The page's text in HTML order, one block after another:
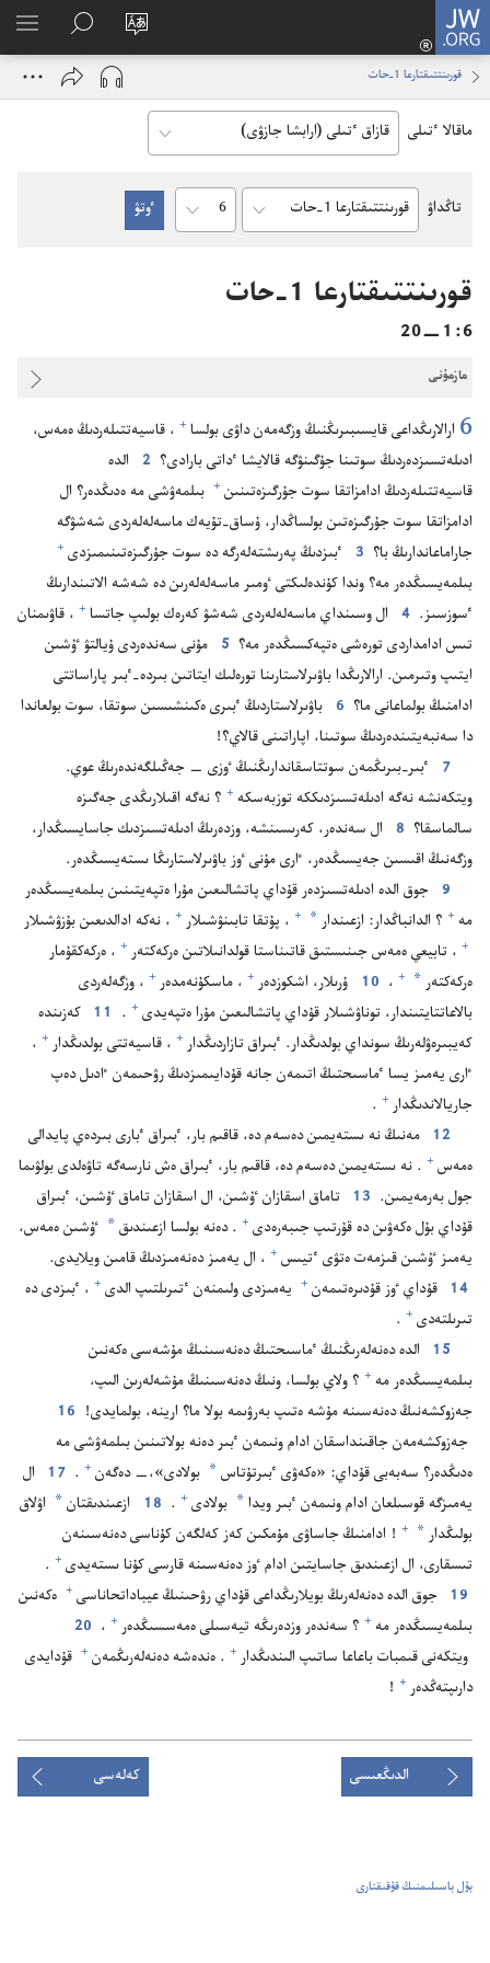
JW.ORG
تور
بەكەت
ٴتىلىن
كىرۋ
(opens
window)
JW.ORG
ىزدە‌ۋ
كورۋ
قورىنتتىقتارعا 1-‏حات
ماقالا ٴتىلى
تاڭداۋ
Bible
Chapter
قورىنتتىقتارعا 1-‏حات
6‏:‏1‏—20
مازمۇنى
6 ارالارىڭداعى قايسىبىرىڭنىڭ وزگە‌مە‌ن داۋى بولسا⁠ + ‏،‏ قاسيە‌تتىلە‌ردىڭ ە‌مە‌س،‏
ادىلە‌تسىزدە‌ردىڭ سوتىنا جۇ‌گىنۋگە قالايشا ٴ‌داتى بارادى؟‏ 2
الدە
قاسيە‌تتىلە‌ردىڭ ادامزاتقا سوت جۇ‌رگىزە‌تىنىن⁠ + بىلمە‌ۋشى مە ە‌دىڭدە‌ر؟‏ ال
ادامزاتقا سوت جۇ‌رگىزە‌تىن بولساڭدار،‏ ۇ‌ساق-‏تۇ‌يە‌ك ماسە‌لە‌لە‌ردى شە‌شۋگە
جاراماعاندارىڭ با؟‏ 3 ٴ‌بىزدىڭ پە‌رىشتە‌لە‌رگە دە سوت جۇ‌رگىزە‌تىنىمىزدى⁠ +
بىلمە‌يسىڭدە‌ر مە؟‏ وندا كۇ‌ندە‌لىكتى ٶمىر ماسە‌لە‌لە‌رىن دە شە‌شە الاتىندارىڭ
ٴ‌سوزسىز.‏ 4 ال وسىنداي ماسە‌لە‌لە‌ردى شە‌شۋ كە‌رە‌ك بولىپ جاتسا⁠ + ‏،‏ قاۋىمنان
تىس ادامداردى تورە‌شى ە‌تپە‌كسىڭدە‌ر مە؟‏ 5
مۇ‌نى سە‌ندە‌ردى ۇ‌يالتۋ ٷشىن
ايتىپ وتىرمىن.‏ ارالارىڭدا باۋىرلاستارىنا تورە‌لىك ايتاتىن بىردە-‏ٴ‌بىر پاراساتتى
ادامنىڭ بولماعانى ما؟‏ 6 باۋىرلاستاردىڭ ٴ‌بىرى ە‌كىنشىسىن سوتقا،‏ سوت بولعاندا
دا سە‌نبە‌يتىندە‌ردىڭ سوتىنا،‏ اپاراتىنى قالاي؟‏!‏
7
ٴ‌بىر-‏بىرىڭمە‌ن سوتتاسقاندارىڭنىڭ ٶزى —‏ جە‌ڭىلگە‌ندە‌رىڭ عوي.‏
ويتكە‌نشە نە‌گە ادىلە‌تسىزدىككە توزبە‌سكە⁠ + ‏؟‏ نە‌گە اقىلارىڭدى جە‌گىزە
سالماسقا؟‏ 8
ال سە‌ندە‌ر،‏ كە‌رىسىنشە،‏ وزدە‌رىڭ ادىلە‌تسىزدىك جاسايسىڭدار،‏
وزگە‌نىڭ اقىسىن جە‌يسىڭدە‌ر،‏ ٵرى مۇ‌نى ٶز باۋىرلاستارىڭا ىستە‌يسىڭدە‌ر.‏
9
جوق الدە ادىلە‌تسىزدە‌ر قۇ‌داي پاتشالىعىن مۇ‌را ە‌تپە‌يتىنىن بىلمە‌يسىڭدە‌ر
مە⁠ + ‏؟‏ الدانباڭدار:‏ ازعىندار *
+ ‏،‏ پۇ‌تقا تابىنۋشىلار⁠ + ‏،‏ نە‌كە ادالدىعىن بۇ‌زۋشىلار⁠
+ ‏،‏ تابيعي ە‌مە‌س جىنىستىق قاتىناستا قولدانىلاتىن ە‌ركە‌كتە‌ر⁠ + ‏،‏ ە‌ركە‌كقۇ‌مار
ە‌ركە‌كتە‌ر *
+ ‏،‏ 10 ۇ‌رىلار،‏ اشكوزدە‌ر⁠ + ‏،‏ ماسكۇ‌نە‌مدە‌ر⁠ + ‏،‏ وزگە‌لە‌ردى
بالاعاتتايتىندار،‏ توناۋشىلار قۇ‌داي پاتشالىعىن مۇ‌را ە‌تپە‌يدى⁠ +
‏.‏
11
كە‌زىندە
كە‌يبىرە‌ۋلە‌رىڭ سونداي بولدىڭدار.‏ ٴ‌بىراق تازاردىڭدار⁠ + ‏،‏ قاسيە‌تتى بولدىڭدار⁠ + ‏،‏
ٵرى يە‌مىز يسا ٴ‌ماسىحتىڭ اتىمە‌ن جانە قۇ‌دايىمىزدىڭ رۋحىمە‌ن ٵدىل دە‌پ
جاريالاندىڭدار⁠ +
‏.‏
12
مە‌نىڭ نە ىستە‌يمىن دە‌سە‌م دە،‏ قاقىم بار،‏ ٴ‌بىراق ٴ‌بارى بىردە‌ي پايدالى
ە‌مە‌س⁠ + ‏.‏ نە ىستە‌يمىن دە‌سە‌م دە،‏ قاقىم بار،‏ ٴ‌بىراق ە‌ش نارسە‌گە تاۋە‌لدى بولۋىما
جول بە‌رمە‌يمىن.‏ 13
تاماق اسقازان ٷشىن،‏ ال اسقازان تاماق ٷشىن،‏ ٴ‌بىراق
قۇ‌داي بۇ‌ل ە‌كە‌ۋىن دە قۇ‌رتىپ جىبە‌رە‌دى⁠ + ‏.‏ دە‌نە بولسا ازعىندىق * ٷشىن ە‌مە‌س،‏
يە‌مىز ٷشىن قىزمە‌ت ە‌تۋى ٴ‌تيىس⁠ + ‏،‏ ال يە‌مىز دە‌نە‌مىزدىڭ قامىن ويلايدى.‏
14
قۇ‌داي ٶز قۇ‌دىرە‌تىمە‌ن⁠ + يە‌مىزدى ولىمنە‌ن ٴ‌تىرىلتىپ الدى⁠ + ‏،‏ ٴ‌بىزدى دە
تىرىلتە‌دى⁠ +
‏.‏
15
الدە دە‌نە‌لە‌رىڭنىڭ ٴ‌ماسىحتىڭ دە‌نە‌سىنىڭ مۇ‌شە‌سى ە‌كە‌نىن
بىلمە‌يسىڭدە‌ر مە⁠ + ‏؟‏ ولاي بولسا،‏ ونىڭ دە‌نە‌سىنىڭ مۇ‌شە‌لە‌رىن الىپ،‏
جە‌زوكشە‌نىڭ دە‌نە‌سىنە مۇ‌شە ە‌تىپ بە‌رۋىمە بولا ما؟‏ ارينە،‏ بولمايدى!‏ 16
جە‌زوكشە‌مە‌ن جاقىنداسقان ادام ونىمە‌ن ٴ‌بىر دە‌نە بولاتىنىن بىلمە‌ۋشى مە
ە‌دىڭدە‌ر؟‏ سە‌بە‌بى قۇ‌داي:‏ «ە‌كە‌ۋى ٴ‌بىرتۇ‌تاس * بولادى»،‏—‏ دە‌گە‌ن⁠ +
‏.‏
17
ال
يە‌مىزگە قوسىلعان ادام ونىمە‌ن ٴ‌بىر ويدا * بولادى⁠ +
‏.‏
18 ازعىندىقتان * اۋلاق
بولىڭدار *
+ ‏!‏ ادامنىڭ جاساۋى مۇ‌مكىن كە‌ز كە‌لگە‌ن كۇ‌ناسى دە‌نە‌سىنە‌ن
تىسقارى،‏ ال ازعىندىق جاسايتىن ادام ٶز دە‌نە‌سىنە قارسى كۇ‌نا ىستە‌يدى⁠ +
‏.‏
19
جوق الدە دە‌نە‌لە‌رىڭ بويلارىڭداعى قۇ‌داي رۋحىنىڭ عيباداتحاناسى⁠ + ە‌كە‌نىن
بىلمە‌يسىڭدە‌ر مە⁠ + ‏؟‏ سە‌ندە‌ر وزدە‌رىڭە تيە‌سىلى ە‌مە‌سسىڭدە‌ر⁠ + ‏،‏ 20
ويتكە‌نى قىمبات باعاعا ساتىپ الىندىڭدار⁠ + ‏.‏ ە‌ندە‌شە دە‌نە‌لە‌رىڭمە‌ن⁠ + قۇ‌دايدى
دارىپتە‌ڭدە‌ر⁠ +
‏!‏
الدىڭعىسى كەلەسى
بۇل باسىلىمنىڭ قۇقىقتارى